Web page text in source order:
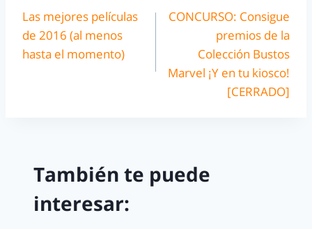
Las mejores películas
de 2016 (al menos
hasta el momento)
CONCURSO: Consigue
premios de la
Colección Bustos
Marvel ¡Y en tu kiosco!
[CERRADO]
También te puede
interesar: